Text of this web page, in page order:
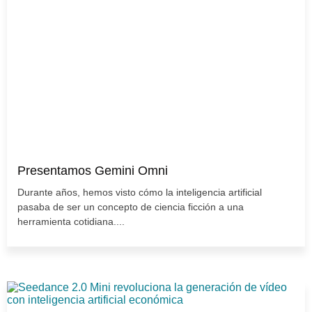
Presentamos Gemini Omni
Durante años, hemos visto cómo la inteligencia artificial
pasaba de ser un concepto de ciencia ficción a una
herramienta cotidiana....